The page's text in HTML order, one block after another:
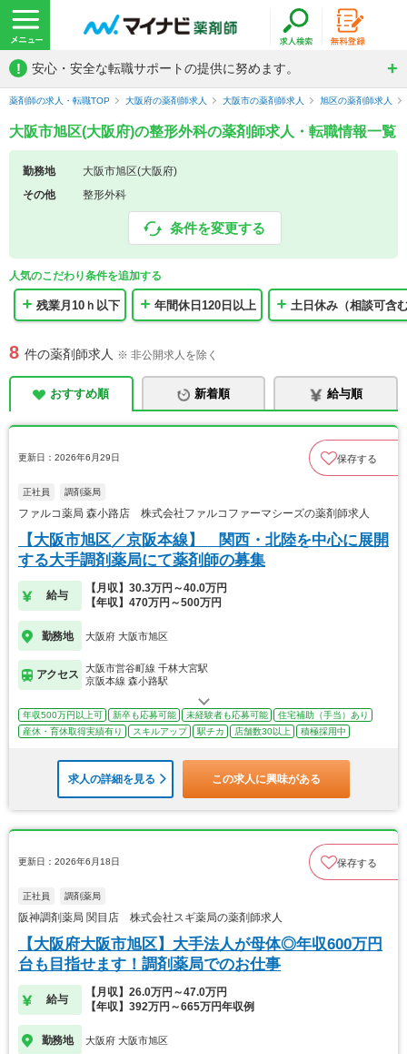
! 安心・安全な転職サポートの提供に努めます。
薬剤師の求人・転職TOP 大阪府の薬剤師求人 大阪市の薬剤師求人 旭区の薬剤師求人
大阪市旭区(大阪府)の整形外科の薬剤師求人・転職情報一覧
勤務地
大阪市旭区(大阪府)
その他
整形外科
条件を変更する
人気のこだわり条件を追加する
残業月10ｈ以下 年間休日120日以上 土日休み（相談可含
8 件の薬剤師求人 ※ 非公開求人を除く
おすすめ順 新着順 給与順
更新日：2026年6月29日 保存する
正社員 調剤薬局
ファルコ薬局 森小路店 株式会社ファルコファーマシーズの薬剤師求人
【大阪市旭区／京阪本線】 関西・北陸を中心に展開
する大手調剤薬局にて薬剤師の募集
給与
【月収】30.3万円～40.0万円
【年収】470万円～500万円
勤務地 大阪府 大阪市旭区
アクセス
大阪市営谷町線 千林大宮駅
京阪本線 森小路駅
年収500万円以上可 新卒も応募可能 未経験者も応募可能
住宅補助（手当）あり
産休・育休取得実績有り
スキルアップ 駅チカ 店舗数30以上 積極採用中
求人の詳細を見る この求人に興味がある
更新日：2026年6月18日 保存する
正社員 調剤薬局
阪神調剤薬局 関目店 株式会社スギ薬局の薬剤師求人
【大阪府大阪市旭区】大手法人が母体◎年収600万円
台も目指せます！調剤薬局でのお仕事
給与
【月収】26.0万円～47.0万円
【年収】392万円～665万円年収例
勤務地 大阪府 大阪市旭区